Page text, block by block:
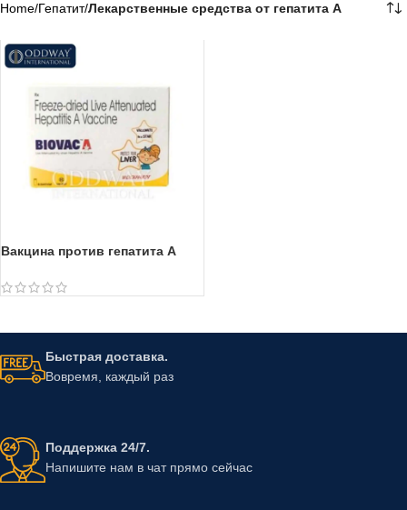
Home/Гепатит/Лекарственные средства от гепатита A
Вакцина против гепатита A
Быстрая доставка.
Вовремя, каждый раз
Поддержка 24/7.
Напишите нам в чат прямо сейчас